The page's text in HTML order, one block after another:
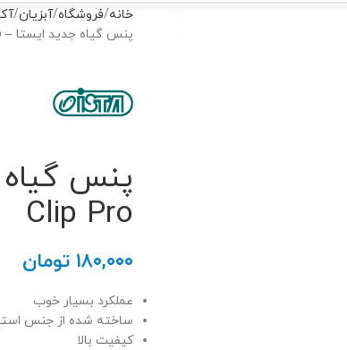
خانه فروشگاه آبزیان
پنس گیاه جدید ایستا – Ista Water Plant Clip Pro
Clip Pro
۱۸۰,۰۰۰ تومان
عملکرد بسیار خوب
ساخته شده از جنس
کیفیت بالا